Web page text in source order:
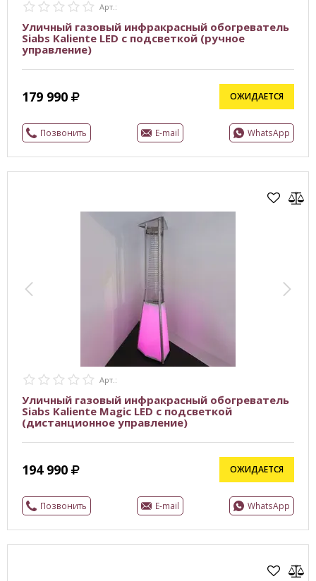
Арт.:
Уличный газовый инфракрасный обогреватель
Siabs Kaliente LED с подсветкой (ручное
управление)
179 990 ОЖИДАЕТСЯ
Позвонить E-mail WhatsApp
Арт.:
Уличный газовый инфракрасный обогреватель
Siabs Kaliente Magic LED с подсветкой
(дистанционное управление)
194 990 ОЖИДАЕТСЯ
Позвонить E-mail WhatsApp